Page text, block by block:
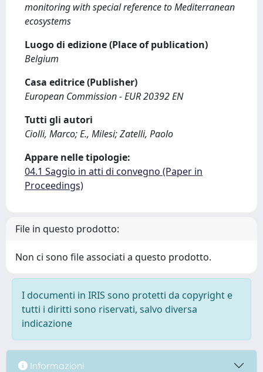
monitoring with special reference to Mediterranean
ecosystems
Luogo di edizione (Place of publication)
Belgium
Casa editrice (Publisher)
European Commission - EUR 20392 EN
Tutti gli autori
Ciolli, Marco; E., Milesi; Zatelli, Paolo
Appare nelle tipologie:
04.1 Saggio in atti di convegno (Paper in
Proceedings)
File in questo prodotto:
Non ci sono file associati a questo prodotto.
I documenti in IRIS sono protetti da copyright e
tutti i diritti sono riservati, salvo diversa
indicazione
Informazioni